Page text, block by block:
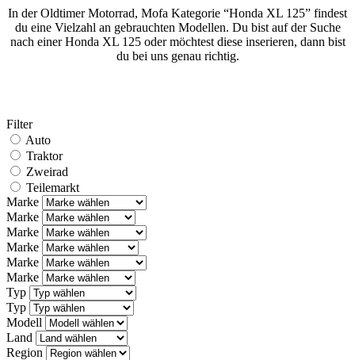
In der Oldtimer Motorrad, Mofa Kategorie “Honda XL 125” findest
du eine Vielzahl an gebrauchten Modellen. Du bist auf der Suche
nach einer Honda XL 125 oder möchtest diese inserieren, dann bist
du bei uns genau richtig.
Filter
Auto
Traktor
Zweirad
Teilemarkt
Marke
Marke
Marke
Marke
Marke
Marke
Typ
Typ
Modell
Land
Region